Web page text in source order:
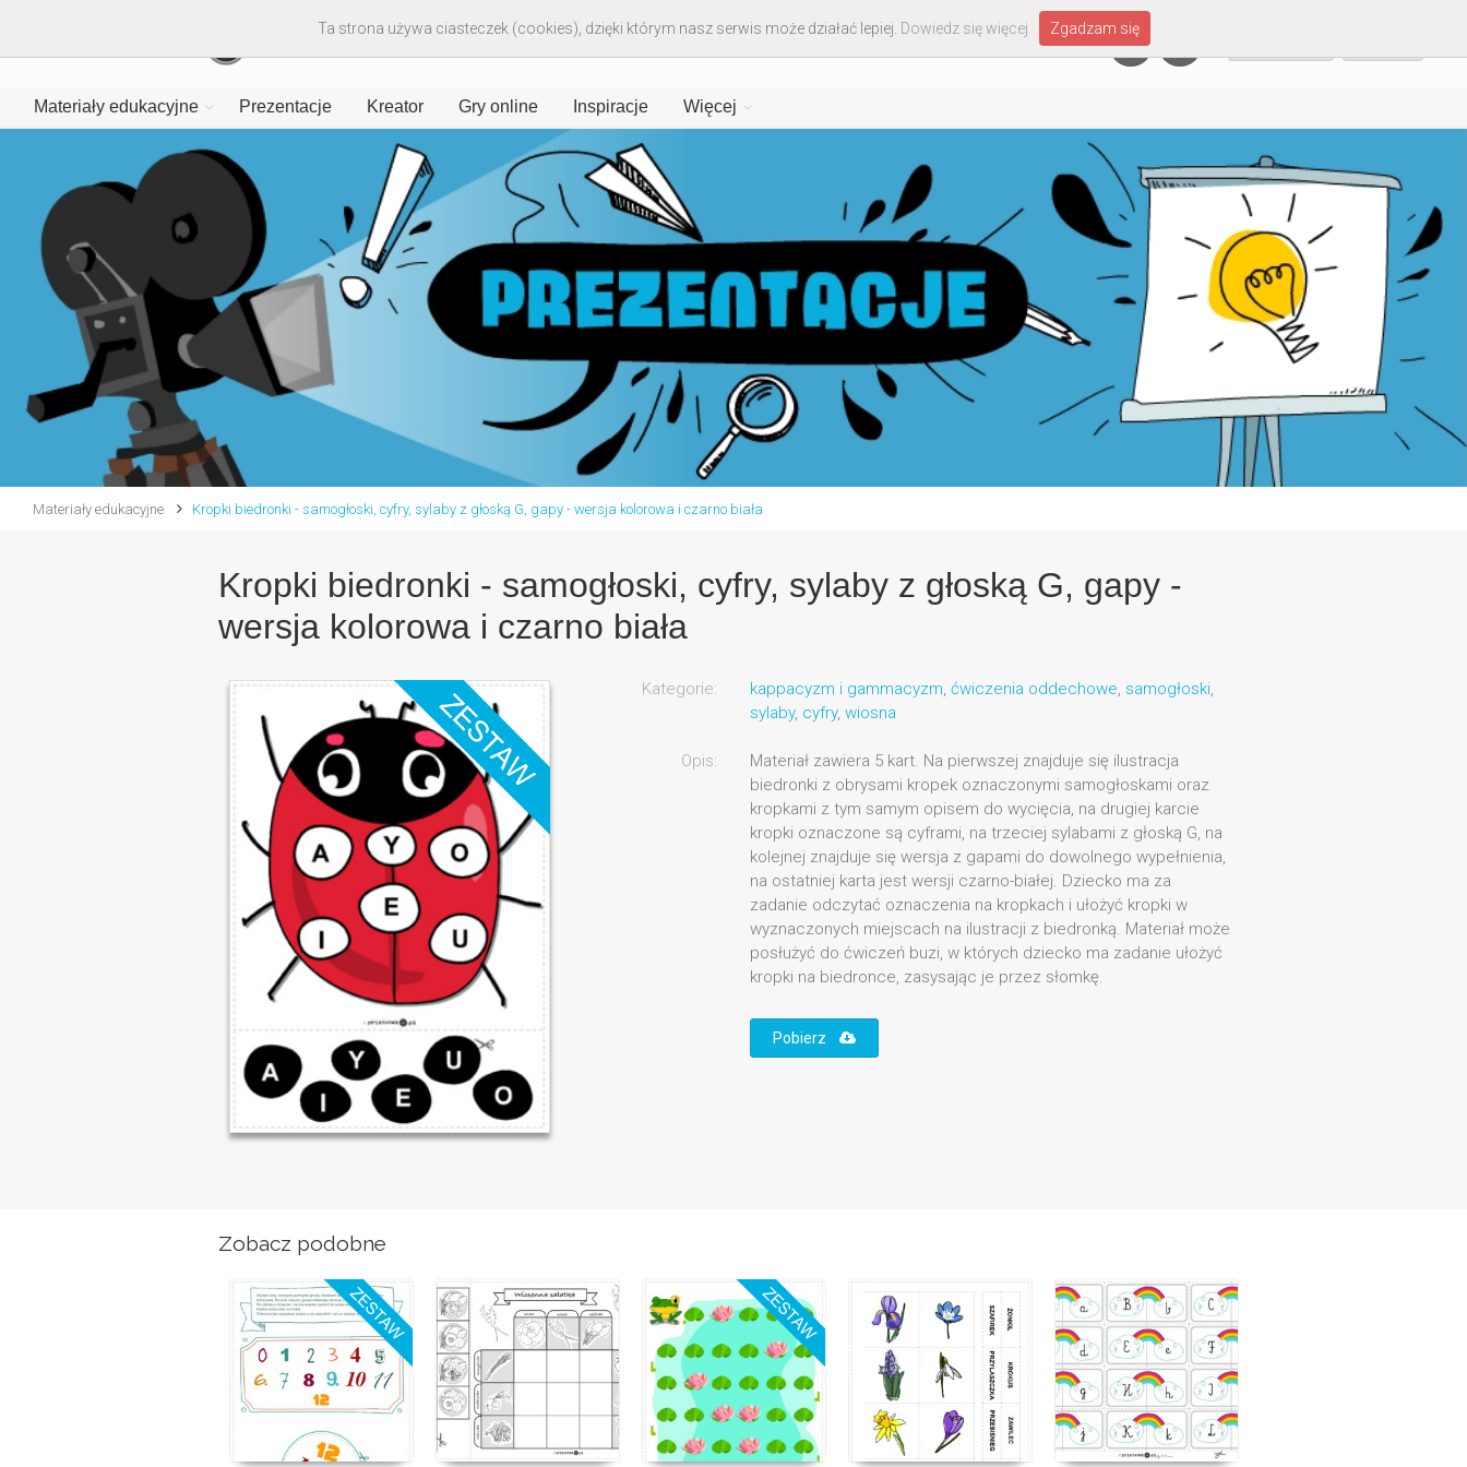
Materiały edukacyjne Prezentacje Kreator Gry online Inspiracje Więcej
Materiały edukacyjne Kropki biedronki - samogłoski, cyfry, sylaby z głoską G, gapy - wersja kolorowa i czarno biała
Kropki biedronki - samogłoski, cyfry, sylaby z głoską G, gapy -
wersja kolorowa i czarno biała
Kategorie: kappacyzm i gammacyzm, ćwiczenia oddechowe, samogłoski,
sylaby, cyfry, wiosna
Opis:
Materiał zawiera 5 kart. Na pierwszej znajduje się ilustracja
biedronki z obrysami kropek oznaczonymi samogłoskami oraz
kropkami z tym samym opisem do wycięcia, na drugiej karcie
kropki oznaczone są cyframi, na trzeciej sylabami z głoską G, na
kolejnej znajduje się wersja z gapami do dowolnego wypełnienia,
na ostatniej karta jest wersji czarno-białej. Dziecko ma za
zadanie odczytać oznaczenia na kropkach i ułożyć kropki w
wyznaczonych miejscach na ilustracji z biedronką. Materiał może
posłużyć do ćwiczeń buzi, w których dziecko ma zadanie ułożyć
kropki na biedronce, zasysając je przez słomkę.
Pobierz
Zobacz podobne
Ta strona używa ciasteczek (cookies), dzięki którym nasz serwis może działać lepiej. Dowiedz się więcej Zgadzam się